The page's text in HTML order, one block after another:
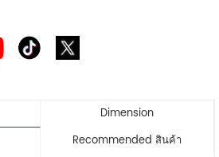
Dimension
Recommended สินค้า